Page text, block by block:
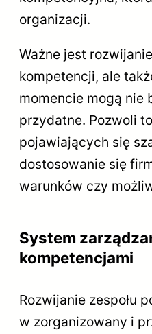
organizacji.
Ważne jest
kompetencji, ale
momencie mogą nie
przydatne. Pozwoli
pojawiających się
dostosowanie się
warunków czy
System
kompetencjami
Rozwijanie zespołu
w zorganizowany i